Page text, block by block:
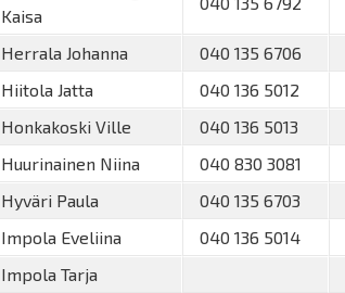
Kaisa
Herrala Johanna 040 135 6706
Hiitola Jatta
040 136 5012
Honkakoski Ville
040 136 5013
Huurinainen Niina
040 830 3081
Hyväri Paula
040 135 6703
Impola Eveliina
040 136 5014
Impola Tarja